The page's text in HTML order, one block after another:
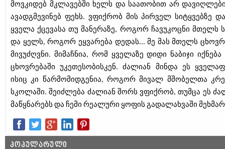
მოვკიდებ მკლავებში ხელს და საათობით არ
ავადგმევინებ ფეხს. ვფიქრობ მის პირველ სიტყვებზე
ყველა ქცევასა თუ მანერაზე, როგორ ჩავუკოცნი მთელს
და ყელს, როგორ ეყვარება დედას... მე მას მთელს
მივუძღვნი. მიმაჩნია, რომ ყველაზე დიდი ნაბიჯი იქნება
ცხოვრებაში უკეთესობისკენ. ძალიან მინდა ეს
ისიც კი წარმომიდგენია, როგორ მივალ მშობელთა
სკოლაში. შეიძლება ძალიან შორს ვფიქრობ, თუმცა ეს
მაწყნარებს და ჩემი რეალური ყოფის გადალახვაში
ᲞᲝᲞᲣᲚᲐᲠᲣᲚᲘ